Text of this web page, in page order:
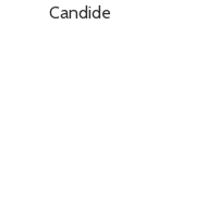
Candide